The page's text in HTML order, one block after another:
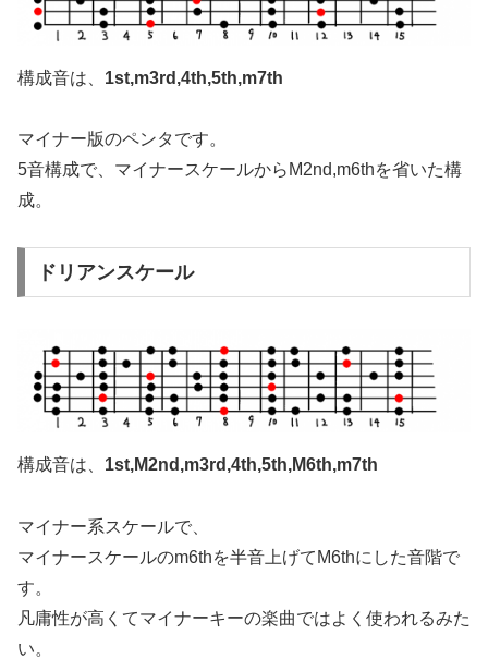
構成音は、 1st,m3rd,4th,5th,m7th
マイナー版のペンタです。
5音構成で、マイナースケールからM2nd,m6thを省いた構
成。
ドリアンスケール
構成音は、 1st,M2nd,m3rd,4th,5th,M6th,m7th
マイナー系スケールで、
マイナースケールのm6thを半音上げてM6thにした音階で
す。
凡庸性が高くてマイナーキーの楽曲ではよく使われるみた
い。